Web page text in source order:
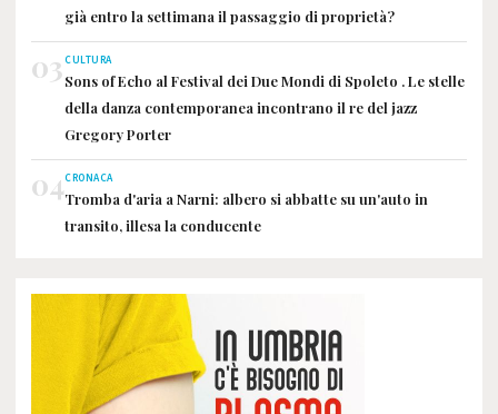
già entro la settimana il passaggio di proprietà?
03CULTURA
Sons of Echo al Festival dei Due Mondi di Spoleto . Le stelle
della danza contemporanea incontrano il re del jazz
Gregory Porter
04CRONACA
Tromba d'aria a Narni: albero si abbatte su un'auto in
transito, illesa la conducente